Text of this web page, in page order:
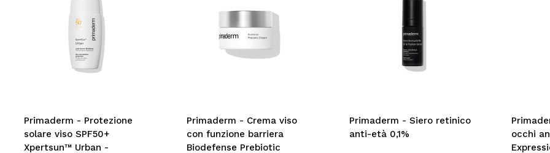
Primaderm - Protezione
solare viso SPF50+
Xpertsun™ Urban -
Primaderm - Crema viso
con funzione barriera
Biodefense Prebiotic
Primaderm - Siero retinico
anti-età 0,1%
occhi